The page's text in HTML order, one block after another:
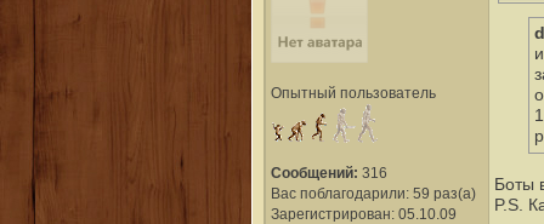
Опытный пользователь
Сообщений: 316
Вас поблагодарили: 59 раз(а)
Зарегистрирован: 05.10.09
Боты
P.S.